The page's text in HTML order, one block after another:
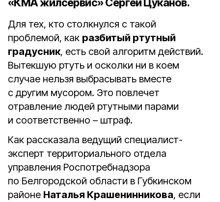
Для тех, кто столкнулся с такой
проблемой, как разбитый ртутный
градусник, есть свой алгоритм действий.
Вытекшую ртуть и осколки ни в коем
случае нельзя выбрасывать вместе
с другим мусором. Это повлечет
отравление людей ртутными парами
и соответственно – штраф.
Как рассказала ведущий специалист-
эксперт территориального отдела
управления Роспотребнадзора
по Белгородской области в Губкинском
районе Наталья Крашенинникова, если